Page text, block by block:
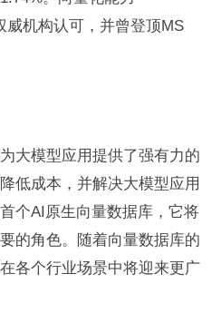
威机构认可，并曾登顶MS
大模型应用提供了强有力的
低成本，并解决大模型应用
个AI原生向量数据库，它将
的角色。随着向量数据库的
各个行业场景中将迎来更广